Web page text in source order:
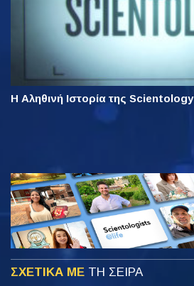
Η Αληθινή Ιστορία της Scientology
ΣΧΕΤΙΚΑ ΜΕ ΤΗ ΣΕΙΡΑ